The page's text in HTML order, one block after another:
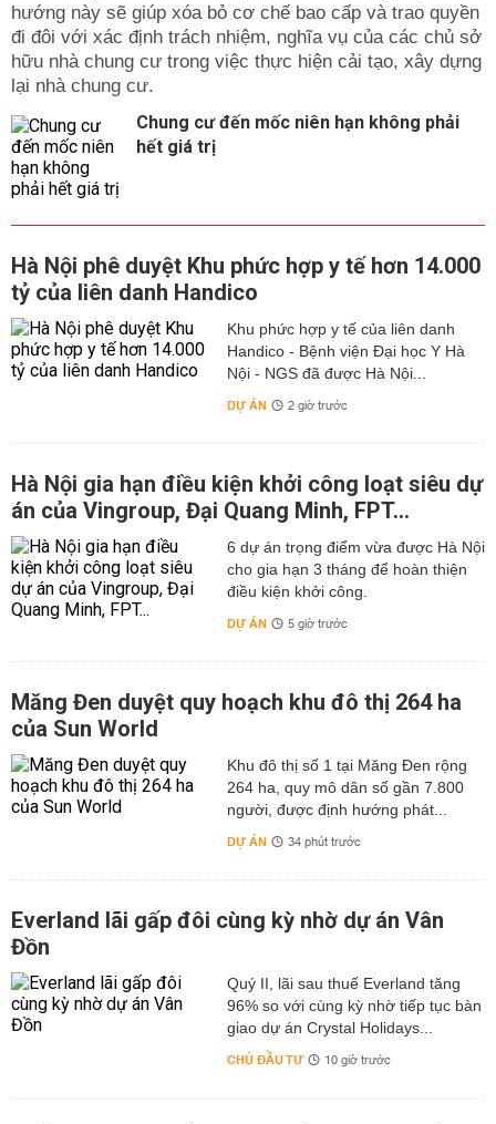
hướng này sẽ giúp xóa bỏ cơ chế bao cấp và trao quyền
đi đôi với xác định trách nhiệm, nghĩa vụ của các chủ sở
hữu nhà chung cư trong việc thực hiện cải tạo, xây dựng
lại nhà chung cư.
Chung cư đến mốc niên hạn không phải
hết giá trị
Hà Nội phê duyệt Khu phức hợp y tế hơn 14.000
tỷ của liên danh Handico
Khu phức hợp y tế của liên danh
Handico - Bệnh viện Đại học Y Hà
Nội - NGS đã được Hà Nội...
DỰ ÁN 2 giờ trước
Hà Nội gia hạn điều kiện khởi công loạt siêu dự
án của Vingroup, Đại Quang Minh, FPT...
6 dự án trọng điểm vừa được Hà Nội
cho gia hạn 3 tháng để hoàn thiện
điều kiện khởi công.
DỰ ÁN 5 giờ trước
Măng Đen duyệt quy hoạch khu đô thị 264 ha
của Sun World
Khu đô thị số 1 tại Măng Đen rộng
264 ha, quy mô dân số gần 7.800
người, được định hướng phát...
DỰ ÁN 34 phút trước
Everland lãi gấp đôi cùng kỳ nhờ dự án Vân
Đồn
Quý II, lãi sau thuế Everland tăng
96% so với cùng kỳ nhờ tiếp tục bàn
giao dự án Crystal Holidays...
CHỦ ĐẦU TƯ 10 giờ trước